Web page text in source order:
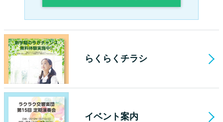
らくらくチラシ
イベント案内